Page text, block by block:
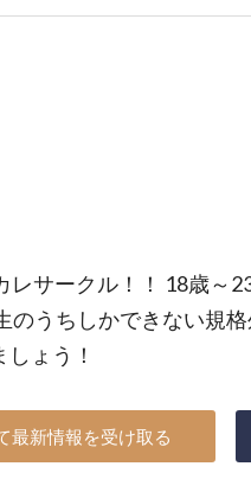
レサークル！！ 18歳～
のうちしかできない規
ょう！
最新情報を受け取る